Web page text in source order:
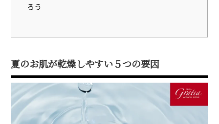
ろう
夏のお肌が乾燥しやすい５つの要因